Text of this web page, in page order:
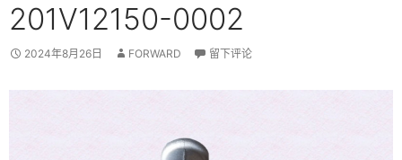
201V12150-0002
2024年8月26日 FORWARD 留下评论